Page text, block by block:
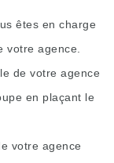
êtes en charge
votre agence.
de votre agence
en plaçant le
votre agence